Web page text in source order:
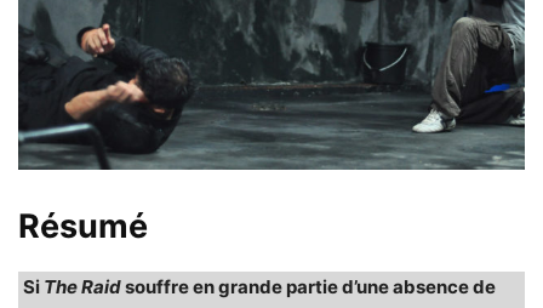
Résumé
Si The Raidsouffre en grande partie d’une absence de